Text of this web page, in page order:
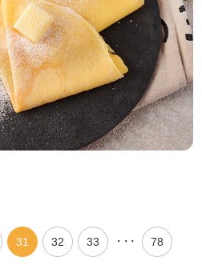
31 32 33 ・・・ 78